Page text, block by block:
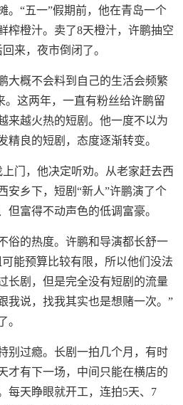
。“五一”假期前，他在青岛一个
榨橙汁。卖了8天橙汁，许鹏抽空
来，夜市倒闭了。
大概不会料到自己的生活会频繁
。这两年，一直有粉丝给许鹏留
来越火热的短剧。他一度不以为
精良的短剧，态度逐渐转变。
门，他决定听劝。从老家赶去西
安乡下，短剧“新人”许鹏演了个
富得不动声色的低调富豪。
俗的热度。许鹏和导演都长舒一
能预算比较有限，所以他们没法
长剧，但是完全没有短剧的流量
我说，找我其实也是想赌一次。”
。
别过瘾。长剧一拍几个月，有时
才有下一场，中间只能在横店的
每天睁眼就开工，连拍5天、7